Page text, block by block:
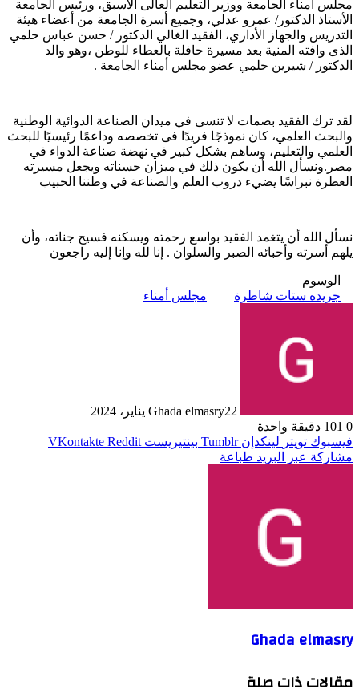
مجلس أمناء الجامعة ووزير التعليم العالى الأسبق، ورئيس الجامعة
الأستاذ الدكتور/ عمرو عدلي، وجميع أسرة الجامعة من أعضاء هيئة
التدريس والجهاز الأداري، الفقيد الغالي الدكتور / حسن عباس حلمي
الذى وافته المنية بعد مسيرة حافلة بالعطاء للوطن ،وهو والد
الدكتور / شيرين حلمي عضو مجلس أمناء الجامعة .
لقد ترك الفقيد بصمات لا تنسى في ميدان الصناعة الدوائية الوطنية
والبحث العلمي، كان نموذجًا فريدًا فى تخصصه وداعمًا رئيسيًا للبحث
العلمي والتعليم، وساهم بشكل كبير في نهضة صناعة الدواء في
مصر.ونسأل الله أن يكون ذلك في ميزان حسناته ويجعل مسيرته
العطرة نبراسًا يضيء دروب العلم والصناعة في وطننا الحبيب
نسأل الله أن يتغمد الفقيد بواسع رحمته ويسكنه فسيح جناته، وأن
يلهم أسرته وأحبائه الصبر والسلوان . إنا لله وإنا إليه راجعون
الوسوم
جريده ستات شاطرة
مجلس أمناء
Ghada elmasry22 يناير، 2024
0
دقيقة واحدة
فيسبوك تويتر لينكدإن بينتيريست
مشاركة عبر البريد طباعة
Ghada elmasry
مقالات ذات صلة